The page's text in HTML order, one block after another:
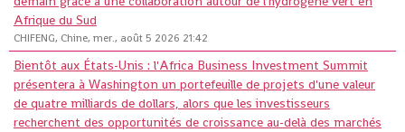
Afrique du Sud
CHIFENG, Chine, mer., août 5 2026 21:42
Bientôt aux États-Unis : l'Africa Business Investment Summit
présentera à Washington un portefeuille de projets d'une valeur
de quatre milliards de dollars, alors que les investisseurs
recherchent des opportunités de croissance au-delà des marchés